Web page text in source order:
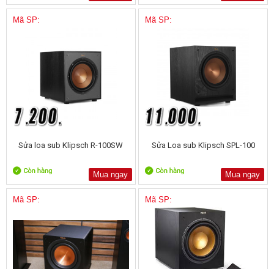
Mã SP:
Sửa loa sub Klipsch R-100SW
Mua ngay
Mã SP:
Sửa Loa sub Klipsch SPL-100
Mua ngay
Mã SP: Mã SP: